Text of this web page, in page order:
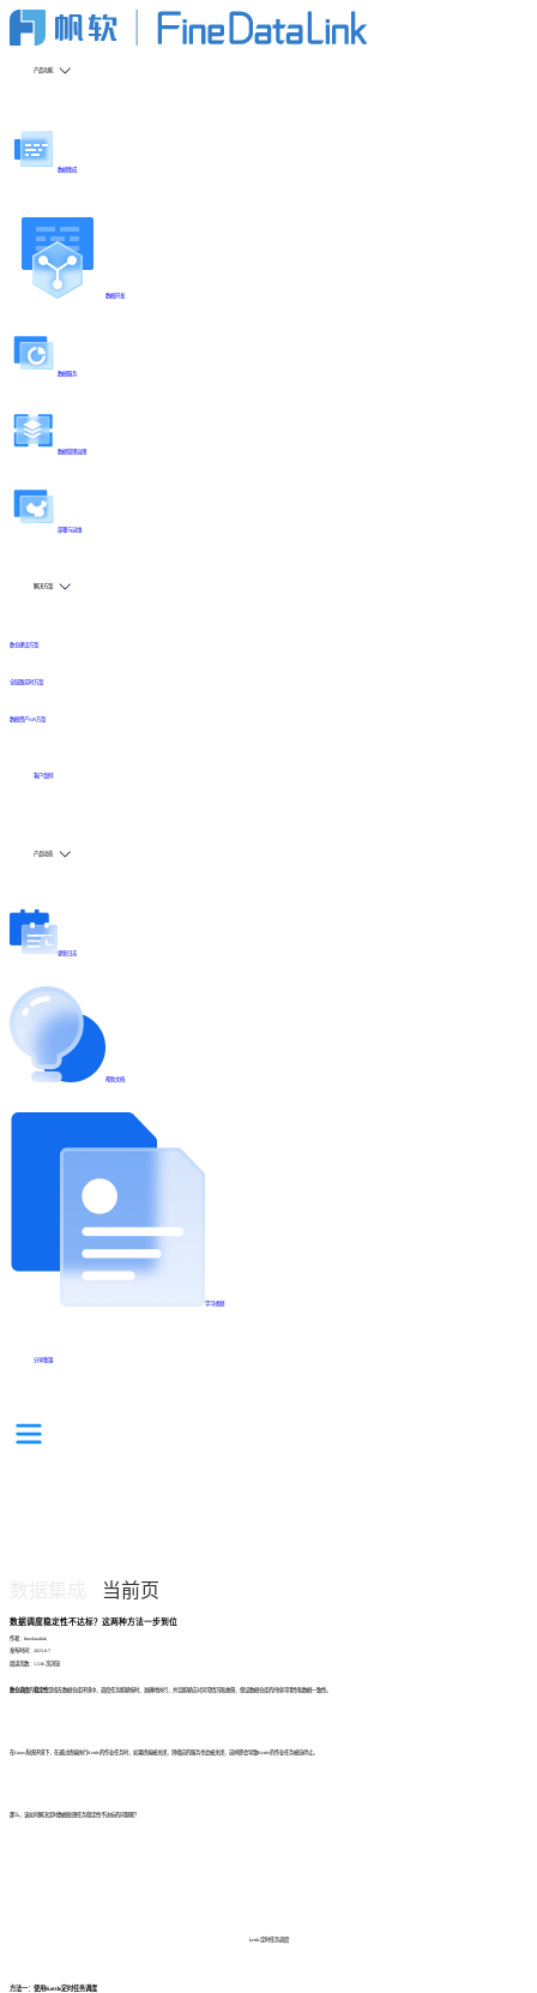
产品功能
数据集成
数据开发
数据服务
数据管理治理
部署与运维
解决方案
数仓建设方案
全链路实时方案
数据资产API方案
客户案例
产品动态
更新日志
帮助文档
学习视频
分享集锦
当前页
数据调度稳定性不达标？这两种方法一步到位
作者：finedatalink
发布时间：2023.8.7
阅读次数：1,536 次浏览
数仓调度 的 稳定性 是指在数据仓库环境中，调度任务能够按时、准确地执行，并且能够应对异常情况和故障，保证数据仓库的持续可用性和数据一致性。
在Linux系统环境下，在通过终端执行Kettle的作业任务时，如果终端被关闭，则相应的服务也会被关闭，这样即会导致Kettle的作业任务被迫停止。
那么，该如何解决定时数据处理任务稳定性不达标的问题呢？
kettle定时任务调度
方法一：使用Kettle定时任务调度